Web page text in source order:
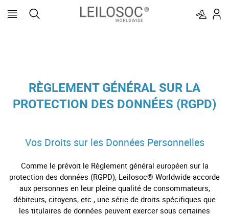
RÈGLEMENT GÉNÉRAL SUR LA
PROTECTION DES DONNÉES (RGPD)
Vos Droits sur les Données Personnelles
Comme le prévoit le Règlement général européen sur la
protection des données (RGPD), Leilosoc® Worldwide accorde
aux personnes en leur pleine qualité de consommateurs,
débiteurs, citoyens, etc., une série de droits spécifiques que
les titulaires de données peuvent exercer sous certaines